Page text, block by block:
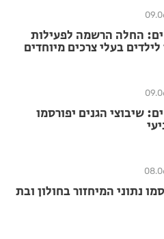
החלה הרשמה לפעילות
לילדים בעלי צרכים מיוחדים
שיבוצי הגנים יפורסמו
נתוני המיחזור בחולון ובת